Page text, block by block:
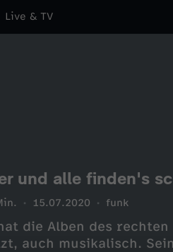
Live & TV
und alle finden's
15.07.2020 funk
die Alben des rechten
auch musikalisch.